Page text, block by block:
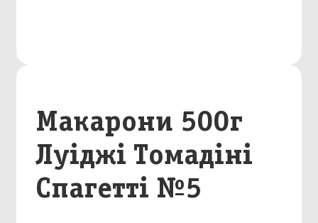
Макарони 500г
Луіджі Томадіні
Спагетті №5